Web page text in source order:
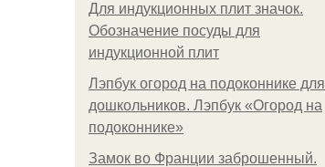
Для индукционных плит значок.
Обозначение посуды для
индукционной плит
Лэпбук огород на подоконнике для
дошкольников. Лэпбук «Огород на
подоконнике»
Замок во Франции заброшенный.